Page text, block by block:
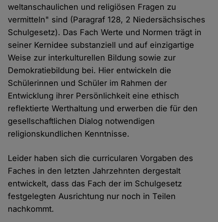
weltanschaulichen und religiösen Fragen zu
vermitteln" sind (Paragraf 128, 2 Niedersächsisches
Schulgesetz). Das Fach Werte und Normen trägt in
seiner Kernidee substanziell und auf einzigartige
Weise zur interkulturellen Bildung sowie zur
Demokratiebildung bei. Hier entwickeln die
Schülerinnen und Schüler im Rahmen der
Entwicklung ihrer Persönlichkeit eine ethisch
reflektierte Werthaltung und erwerben die für den
gesellschaftlichen Dialog notwendigen
religionskundlichen Kenntnisse.
Leider haben sich die curricularen Vorgaben des
Faches in den letzten Jahrzehnten dergestalt
entwickelt, dass das Fach der im Schulgesetz
festgelegten Ausrichtung nur noch in Teilen
nachkommt.